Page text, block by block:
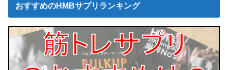
おすすめのHMBサプリランキング